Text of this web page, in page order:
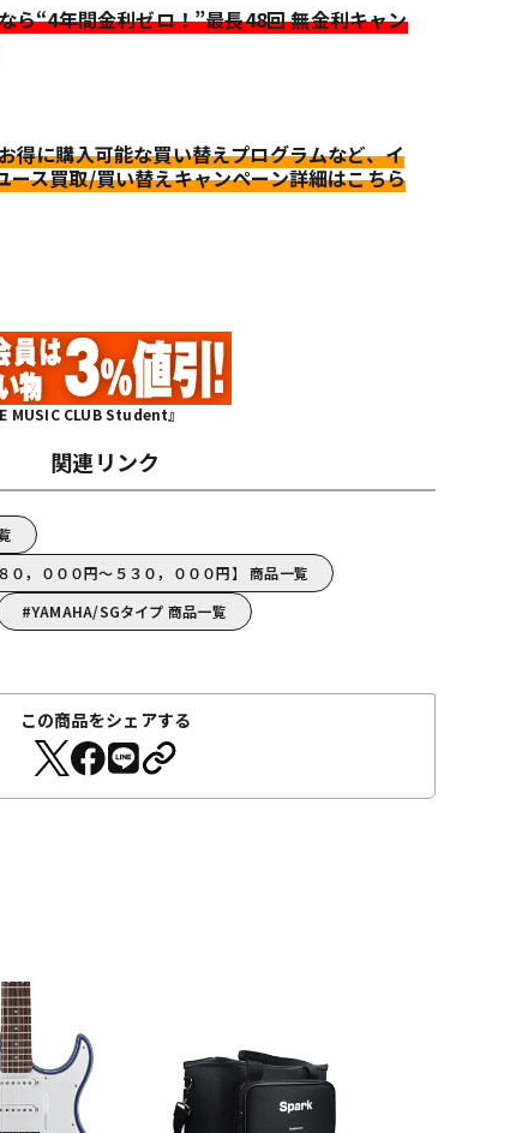
ら“4年間金利ゼロ！”最長48回 無金利キャン
得に購入可能な買い替えプログラムなど、イ
ース買取/買い替えキャンペーン詳細はこちら
MUSIC CLUB Student』
関連リンク
０，０００円～５３０，０００円】 商品一覧
YAMAHA/SGタイプ 商品一覧
この商品をシェアする